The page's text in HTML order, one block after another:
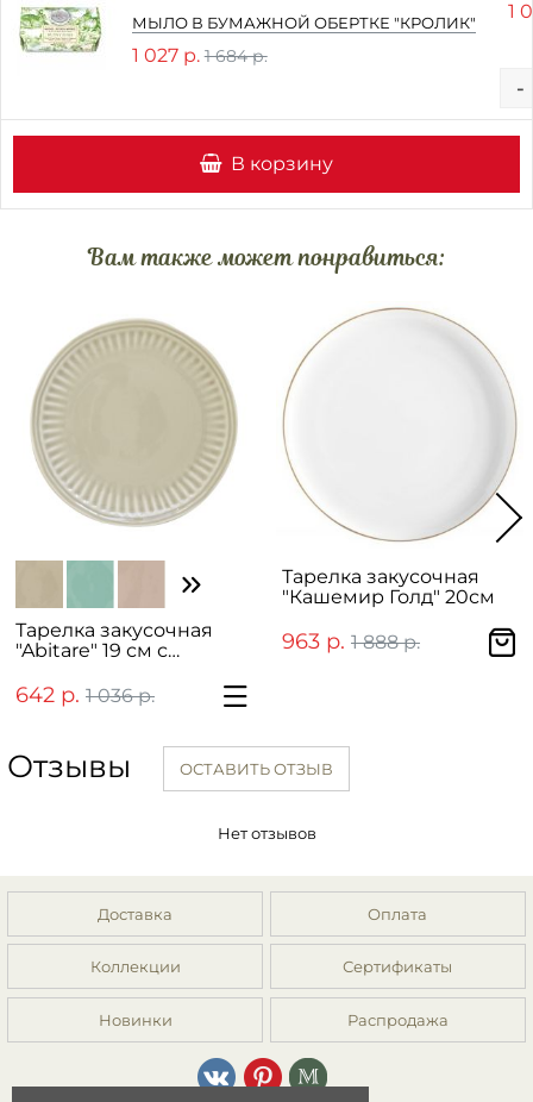
МЫЛО В БУМАЖНОЙ ОБЕРТКЕ "КРОЛИК"
1 027 р. 1 684 р.
1
-
В корзину
Вам также может понравиться:
Тарелка закусочная
"Abitare" 19 см с
642 р. 1 036 р.
Тарелка закусочная
"Кашемир Голд" 20см
963 р. 1 888 р.
Отзывы ОСТАВИТЬ ОТЗЫВ
Нет отзывов
Доставка Оплата
Коллекции Сертификаты
Новинки Распродажа